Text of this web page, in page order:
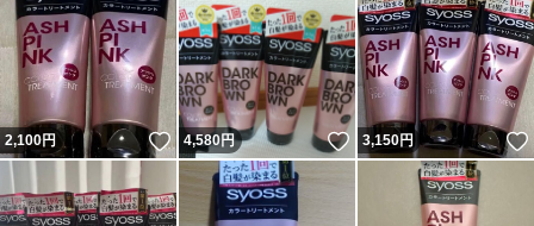
2,100円 いいね！
4,580円 いいね！
3,150円